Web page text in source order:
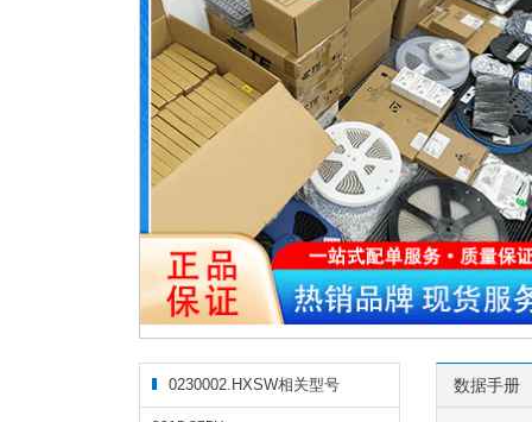
0230002.HXSW相关型号 数据手册